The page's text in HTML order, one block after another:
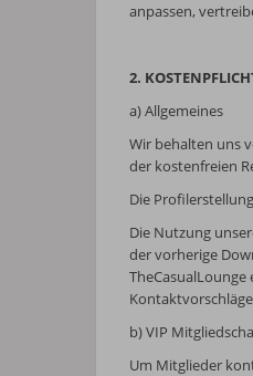
anpassen,
2.
a) Allgemeines
Wir behalten uns
der kostenfreien
Die
Die Nutzung
der vorherige
b) VIP
Um Mitglieder